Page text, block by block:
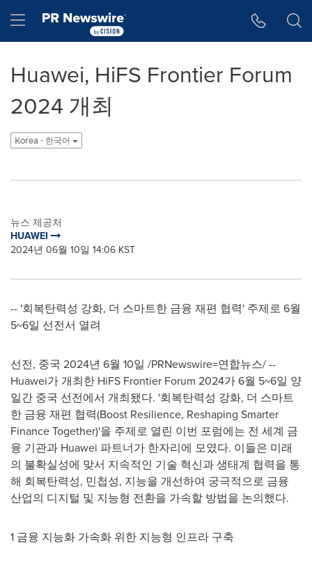
Hamburger menu
Huawei, HiFS Frontier Forum
2024 개최
Korea - 한국어
뉴스 제공처
HUAWEI
2024년 06월 10일 14:06 KST
-- '회복탄력성 강화, 더 스마트한 금융 재편 협력' 주제로 6월
5~6일 선전서 열려
선전, 중국 2024년 6월 10일 /PRNewswire=연합뉴스/ --
Huawei가 개최한 HiFS Frontier Forum 2024가 6월 5~6일 양
일간 중국 선전에서 개최됐다. '회복탄력성 강화, 더 스마트
한 금융 재편 협력(Boost Resilience, Reshaping Smarter
Finance Together)'을 주제로 열린 이번 포럼에는 전 세계 금
융 기관과 Huawei 파트너가 한자리에 모였다. 이들은 미래
의 불확실성에 맞서 지속적인 기술 혁신과 생태계 협력을 통
해 회복탄력성, 민첩성, 지능을 개선하여 궁극적으로 금융
산업의 디지털 및 지능형 전환을 가속할 방법을 논의했다.
1 금융 지능화 가속화 위한 지능형 인프라 구축